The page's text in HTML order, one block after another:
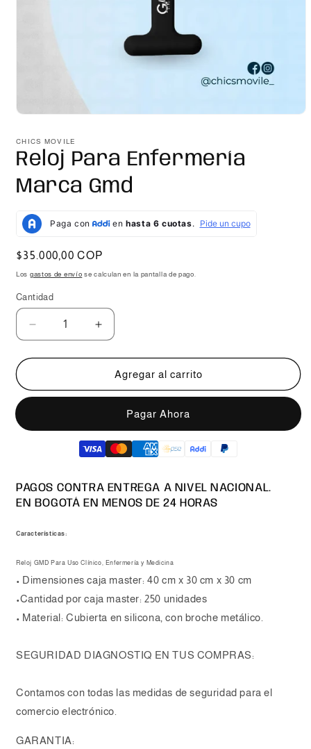
multimedia
1
en
ventana
modal
CHICS MOVILE
Reloj Para Enfermería
Marca Gmd
Precio
habitual
$35.000,00 COP
Los gastos de envío se calculan en la pantalla de pago.
Cantidad
Reducir
cantidad
para
Para
Gmd
Aumentar
cantidad
para
Reloj
Para
Marca
Gmd
Agregar al carrito
Comprar ahora
PAGOS CONTRA ENTREGA A NIVEL NACIONAL.
EN BOGOTÁ EN MENOS DE 24 HORAS
Características:
Reloj GMD Para Uso Clínico, Enfermería y Medicina
• Dimensiones caja master: 40 cm x 30 cm x 30 cm
•Cantidad por caja master: 250 unidades
• Material: Cubierta en silicona, con broche metálico.
SEGURIDAD DIAGNOSTIQ EN TUS COMPRAS:
Contamos con todas las medidas de seguridad para el
comercio electrónico.
GARANTIA: